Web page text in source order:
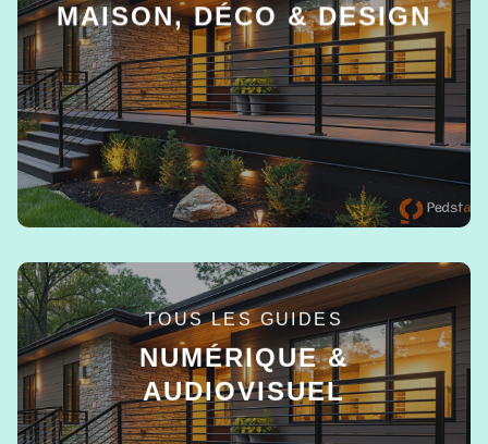
MAISON, DÉCO & DESIGN
EN SAVOIR +
TOUS LES GUIDES
NUMÉRIQUE &
AUDIOVISUEL
EN SAVOIR +